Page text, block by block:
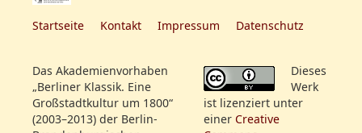
October. Im Opernhause:
zur Höchsten Geburtsfeier
des Kronzprinzen Friedrich
Wilhelm von Preußen, Rede
von Herklots. Hierauf zum
Hr. Beschort
Hr. Lemm
Mad. Eunike
Mad. Sebastiani
Startseite Kontakt Impressum Datenschutz
Das Akademienvorhaben
„Berliner Klassik. Eine
Großstadtkultur um 1800“
(2003–2013) der Berlin-
Dieses
Werk
ist lizenziert unter
einer Creative